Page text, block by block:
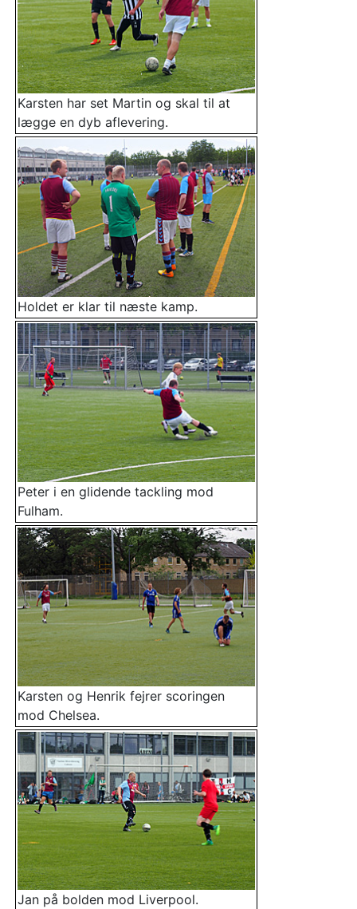
Karsten har set Martin og skal til at
lægge en dyb aflevering.
Holdet er klar til næste kamp.
Peter i en glidende tackling mod
Fulham.
Karsten og Henrik fejrer scoringen
mod Chelsea.
Jan på bolden mod Liverpool.